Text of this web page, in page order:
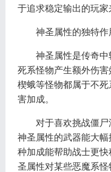
于追求稳定输出的玩家
神圣属性的独特作
神圣属性是传奇中
死系怪物产生额外伤害
楔蛾等怪物都属于不
害加成。
对于喜欢挑战僵尸
神圣属性的武器能大
种加成能帮助战士更
圣属性对某些恶魔系